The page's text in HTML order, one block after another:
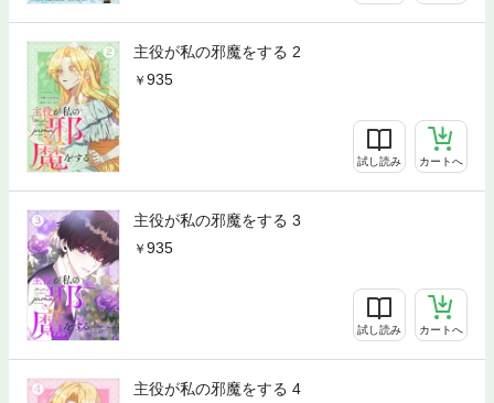
主役が私の邪魔をする 2
935
試し読み カートへ
主役が私の邪魔をする 3
935
試し読み カートへ
主役が私の邪魔をする 4